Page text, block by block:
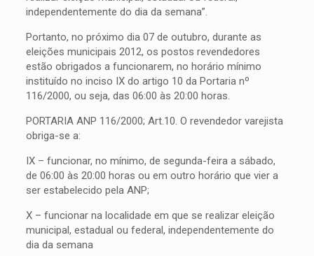
independentemente do dia da semana”.
Portanto, no próximo dia 07 de outubro, durante as
eleições municipais 2012, os postos revendedores
estão obrigados a funcionarem, no horário mínimo
instituído no inciso IX do artigo 10 da Portaria nº
116/2000, ou seja, das 06:00 às 20:00 horas.
PORTARIA ANP 116/2000; Art.10. O revendedor varejista
obriga-se a:
IX – funcionar, no mínimo, de segunda-feira a sábado,
de 06:00 às 20:00 horas ou em outro horário que vier a
ser estabelecido pela ANP;
X – funcionar na localidade em que se realizar eleição
municipal, estadual ou federal, independentemente do
dia da semana